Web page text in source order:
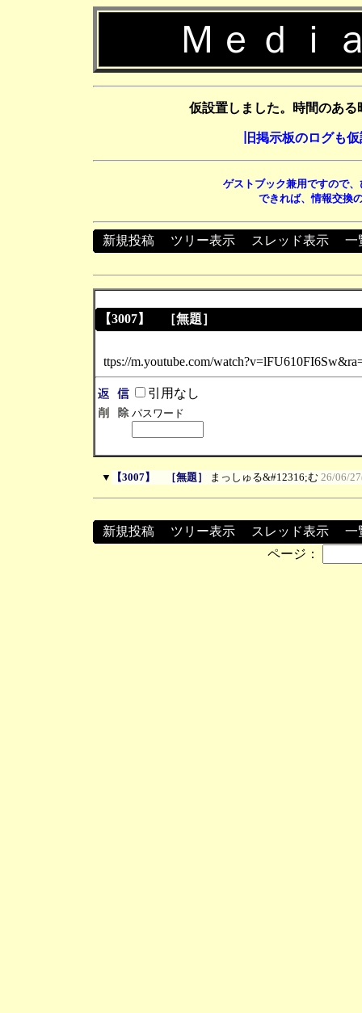
Ｍｅｄｉ
仮設置しました。時間のあ
旧掲示板のログも
ゲストブック兼用ですので
できれば、情報交換
新規投稿 ツリー表示 スレッド表示 一
【3007】 ［無題］
ttps://m.youtube.com/
引用なし
パスワード
▼ 【3007】 ［無題］ まっしゅる&#12316;む 26/06/
新規投稿 ツリー表示 スレッド表示
一
ページ：